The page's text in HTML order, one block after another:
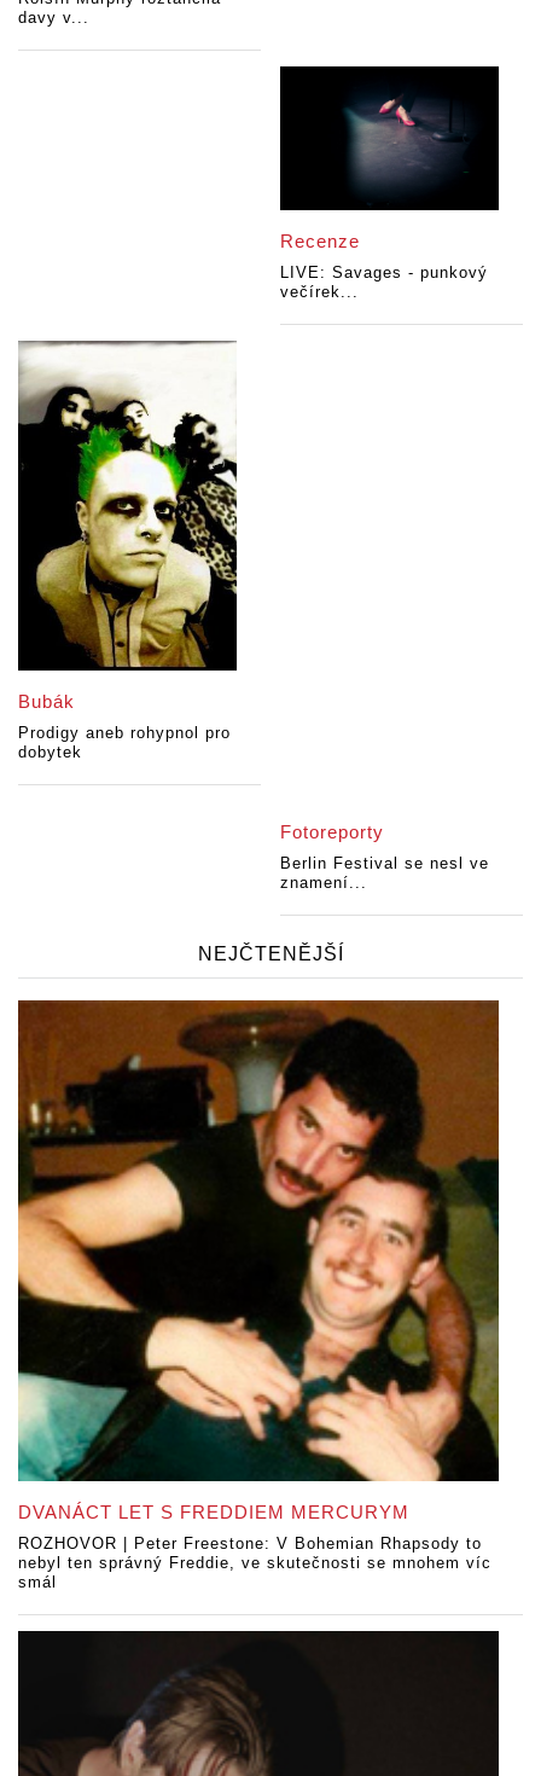
davy v...
Recenze
LIVE: Savages - punkový
večírek...
Bubák
Prodigy aneb rohypnol pro
dobytek
Fotoreporty
Berlin Festival se nesl ve
znamení...
NEJČTENĚJŠÍ
DVANÁCT LET S FREDDIEM MERCURYM
ROZHOVOR | Peter Freestone: V Bohemian Rhapsody to
nebyl ten správný Freddie, ve skutečnosti se mnohem víc
smál